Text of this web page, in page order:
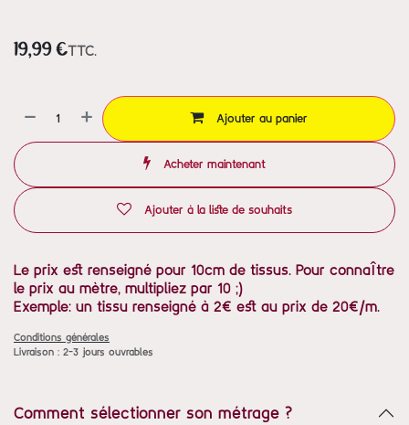
19,99€TTC.
Ajouter au panier
Acheter maintenant
Ajouter à la liste de souhaits
Le prix est renseigné pour 10cm de tissus. Pour connaître
le prix au mètre, multipliez par 10 ;)
Exemple: un tissu renseigné à 2€ est au prix de 20€/m.
Conditions générales
Livraison : 2-3 jours ouvrables
Comment sélectionner son métrage ?